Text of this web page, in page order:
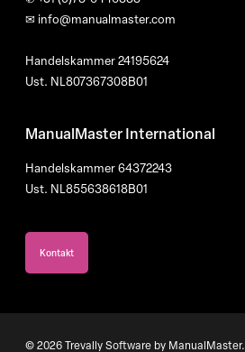
✉ info@manualmaster.com
Handelskammer 24195624
Ust. NL807367308B01
ManualMaster International
Handelskammer 64372243
Ust. NL855638618B01
Kontakt
© 2026 Trevally Software by ManualMaster.